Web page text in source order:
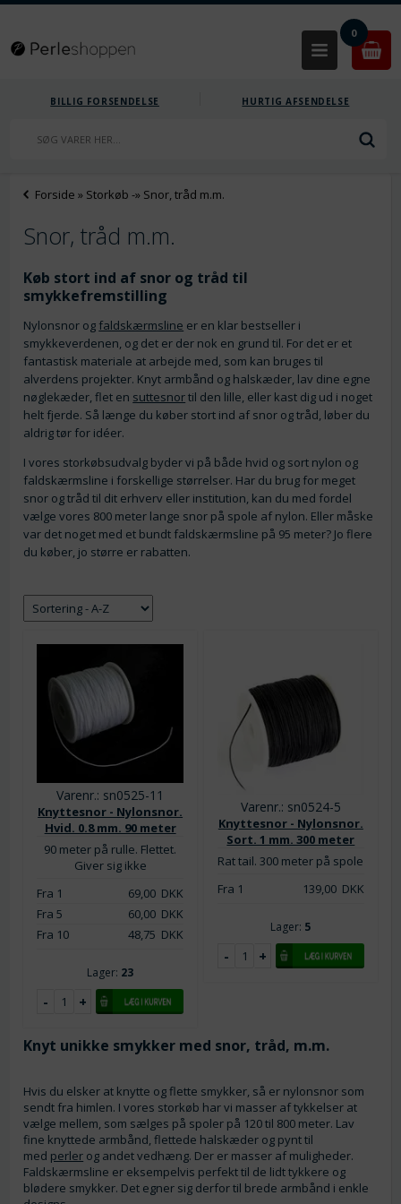
0
BILLIG FORSENDELSE HURTIG AFSENDELSE
Forside » Storkøb -» Snor, tråd m.m.
Snor, tråd m.m.
Køb stort ind af snor og tråd til
smykkefremstilling
Nylonsnor og faldskærmsline er en klar bestseller i
smykkeverdenen, og det er der nok en grund til. For det er et
fantastisk materiale at arbejde med, som kan bruges til
alverdens projekter. Knyt armbånd og halskæder, lav dine egne
nøglekæder, flet en suttesnortil den lille, eller kast dig ud i noget
helt fjerde. Så længe du køber stort ind af snor og tråd, løber du
aldrig tør for idéer.
I vores storkøbsudvalg byder vi på både hvid og sort nylon og
faldskærmsline i forskellige størrelser. Har du brug for meget
snor og tråd til dit erhverv eller institution, kan du med fordel
vælge vores 800 meter lange snor på spole af nylon. Eller måske
var det noget med et bundt faldskærmsline på 95 meter? Jo flere
du køber, jo større er rabatten.
Varenr.: sn0525-11
Knyttesnor - Nylonsnor.
Hvid. 0.8 mm. 90 meter
90 meter på rulle. Flettet.
Giver sig ikke
Fra 1
69,00DKK
Fra 5
60,00DKK
Fra 10
48,75 DKK
Lager: 23
Varenr.: sn0524-5
Knyttesnor - Nylonsnor.
Sort. 1 mm. 300 meter
Rat tail. 300 meter på spole
Fra 1
139,00DKK
Lager: 5
Knyt unikke smykker med snor, tråd, m.m.
Hvis du elsker at knytte og flette smykker, så er nylonsnor som
sendt fra himlen. I vores storkøb har vi masser af tykkelser at
vælge mellem, som sælges på spoler på 120 til 800 meter. Lav
fine knyttede armbånd, flettede halskæder og pynt til
med perler og andet vedhæng. Der er masser af muligheder.
Faldskærmsline er eksempelvis perfekt til de lidt tykkere og
blødere smykker. Det egner sig derfor til brede armbånd i enkle